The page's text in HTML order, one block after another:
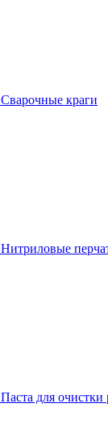
Сварочные краги
Нитриловые
Паста для очистки